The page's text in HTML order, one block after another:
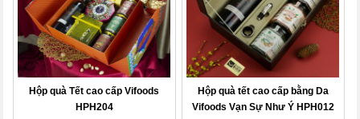
Hộp quà Tết cao cấp Vifoods
HPH204
Hộp quà tết cao cấp bằng Da
Vifoods Vạn Sự Như Ý HPH012